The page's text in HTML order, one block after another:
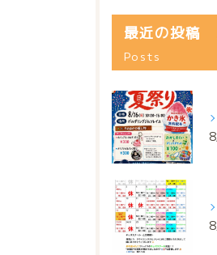
最近の投稿
Posts